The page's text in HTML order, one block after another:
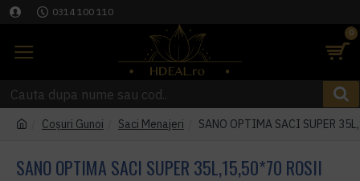
0314 100 110
0
Coşuri Gunoi Saci Menajeri SANO OPTIMA SACI SUPER
SANO OPTIMA SACI SUPER 35L,15,50*70 ROSII